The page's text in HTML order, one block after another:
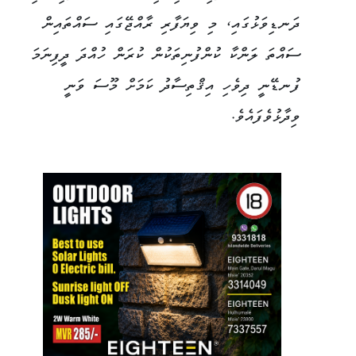
ދަނޑިވަޅުގައި، މި ވިޔަފާރި ރާއްޖޭގައި ސައްތައިން
ސައްތަ ލަންކާ ކުންފުނިތަކުން ކުރަން ހުއްދަ ދީފިނަމަ
ފުނޑޭނީ ދިވެހި އިޤްތިސާދު ކަމަށް މޫސަ ވަނީ
ވިދާޅުވެފައެވެ.